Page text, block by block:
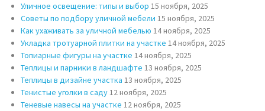
Уличное освещение: типы и выбор 15 ноября, 2025
Советы по подбору уличной мебели 15 ноября, 2025
Как ухаживать за уличной мебелью 14 ноября, 2025
Укладка тротуарной плитки на участке 14 ноября, 2025
Топиарные фигуры на участке 14 ноября, 2025
Теплицы и парники в ландшафте 13 ноября, 2025
Теплицы в дизайне участка 13 ноября, 2025
Тенистые уголки в саду12 ноября, 2025
Теневые навесы на участке 12 ноября, 2025